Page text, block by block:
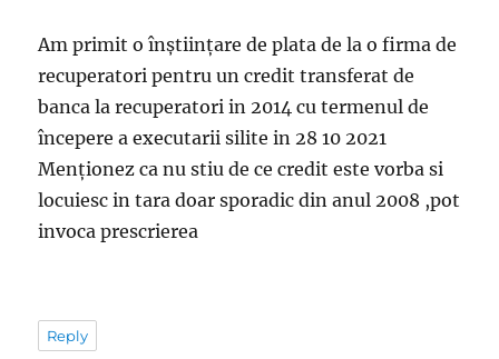
Am primit o înștiințare de plata de la o firma de
recuperatori pentru un credit transferat de
banca la recuperatori in 2014 cu termenul de
începere a executarii silite in 28 10 2021
Menționez ca nu stiu de ce credit este vorba si
locuiesc in tara doar sporadic din anul 2008 ,pot
invoca prescrierea
Reply